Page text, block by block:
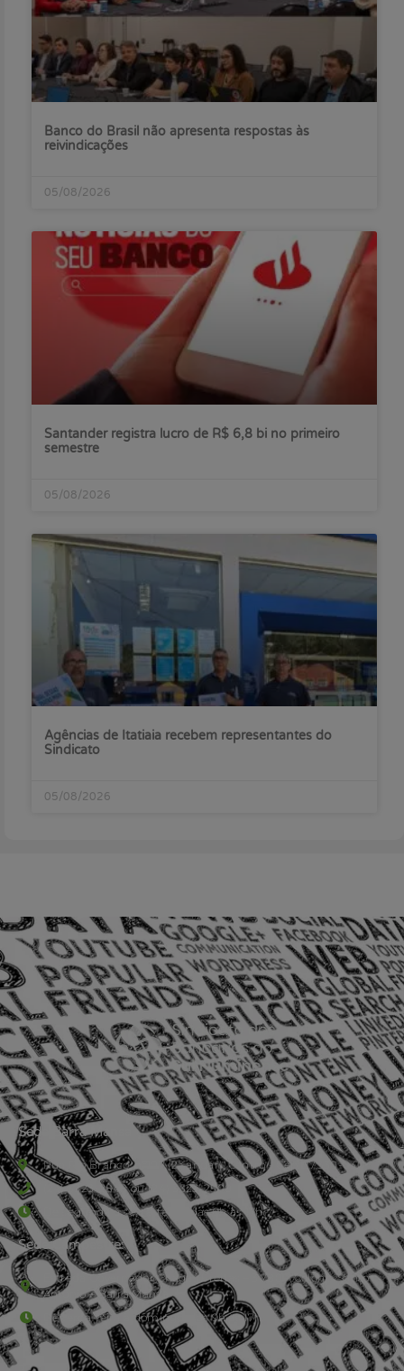
Banco do Brasil não apresenta respostas às
reivindicações
05/08/2026
Santander registra lucro de R$ 6,8 bi no primeiro
semestre
05/08/2026
Agências de Itatiaia recebem representantes do
Sindicato
05/08/2026
Sede Barra Mansa
Rua Rio Branco, nº107 (2º andar), Centro - Cep: 27.330-030
(24) 3323-2848 ou (24) 3323-2500
De segunda à sexta-feira , das 9h às 17h.
Sede Campestre:
Estrada Governador Chagas Freitas – 3.780 – Colônia Santo
Antônio – Barra Mansa
De terça-feira a domingo, das 9h às 17h